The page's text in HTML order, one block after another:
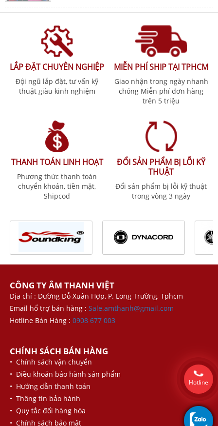
LẮP ĐẶT CHUYÊN NGHIỆP
Đội ngũ lắp đặt, tư vấn kỹ
thuật giàu kinh nghiệm
MIỄN PHÍ SHIP TẠI TPHCM
Giao nhận trong ngày nhanh
chóng Miễn phí đơn hàng
trên 5 triệu
THANH TOÁN LINH HOẠT
Phương thức thanh toán
chuyển khoản, tiền mặt,
Shipcod
ĐỔI SẢN PHẨM BỊ LỖI KỸ
THUẬT
Đổi sản phẩm bị lỗi kỹ thuật
trong vòng 3 ngày
CÔNG TY ÂM THANH VIỆT
Địa chỉ : Đường Đỗ Xuân Hợp, P. Long Trường, Tphcm
Email hổ trợ bán hàng : Sale.amthanh@gmail.com
Hotline Bán Hàng : 0908 677 003
CHÍNH SÁCH BÁN HÀNG
• Chính sách vận chuyển
• Điều khoản bảo hành sản phẩm
• Hướng dẫn thanh toán
• Thông tin bảo hành
• Quy tắc đổi hàng hóa
• Chính sách bảo mật
Hotline